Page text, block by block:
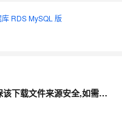
RDS MySQL 版
支付宝H5 下载的时候，提示 【请确保该下载文件来源安全,如需浏览,请长按网址复制后使用浏览器访问】